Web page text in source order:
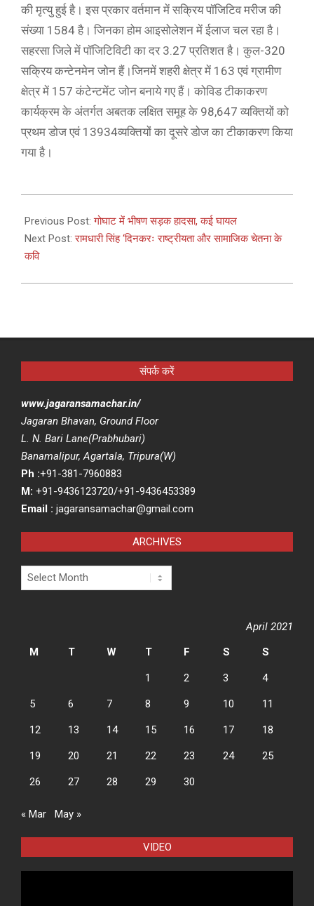
की मृत्यु हुई है। इस प्रकार वर्तमान में सक्रिय पॉजिटिव मरीज की
संख्या 1584 है। जिनका होम आइसोलेशन में ईलाज चल रहा है।
सहरसा जिले में पॉजिटिविटी का दर 3.27 प्रतिशत है। कुल-320
सक्रिय कन्टेनमेन जोन हैं।जिनमें शहरी क्षेत्र में 163 एवं ग्रामीण
क्षेत्र में 157 कंटेन्टमेंट जोन बनाये गए हैं। कोविड टीकाकरण
कार्यक्रम के अंतर्गत अबतक लक्षित समूह के 98,647 व्यक्तियों को
प्रथम डोज एवं 13934व्यक्तियों का दूसरे डोज का टीकाकरण किया
गया है।
04-
23
Previous Post:गोघाट में भीषण सड़क हादसा, कई घायल
Next Post:रामधारी सिंह ‘दिनकरः राष्ट्रीयता और सामाजिक चेतना के
कवि
संपर्क करें
www.jagaransamachar.in/
Jagaran Bhavan, Ground Floor
L. N. Bari Lane(Prabhubari)
Banamalipur, Agartala, Tripura(W)
Ph :+91-381-7960883
M: +91-9436123720/+91-9436453389
Email : jagaransamachar@gmail.com
ARCHIVES
Archives
April 2021
M
T W T F S S
1 2 3 4
5 6 7 8 9 10 11
12 13 14 15 16 17 18
19 20 21 22 23 24 25
26 27 28 29 30
« Mar May »
VIDEO